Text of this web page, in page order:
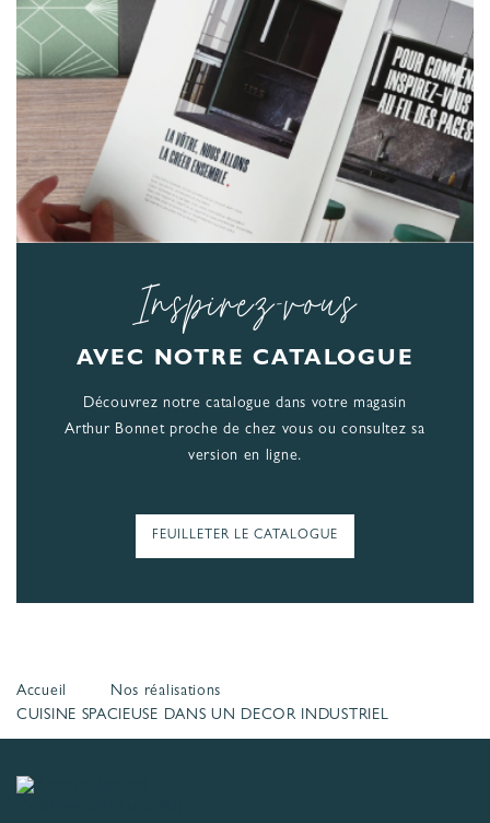
Inspirez-vous
AVEC NOTRE CATALOGUE
Découvrez notre catalogue dans votre magasin
Arthur Bonnet proche de chez vous ou consultez sa
version en ligne.
FEUILLETER LE CATALOGUE
Accueil
Nos réalisations
CUISINE SPACIEUSE DANS UN DECOR INDUSTRIEL